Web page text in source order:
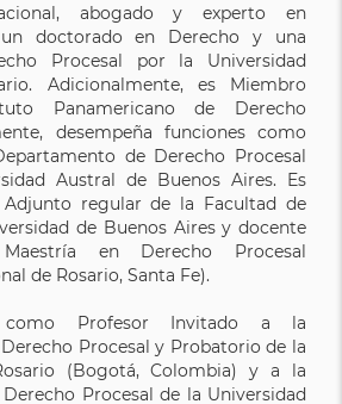
abogado y experto en
doctorado en Derecho y una
Procesal por la Universidad
Adicionalmente, es Miembro
Panamericano de Derecho
desempeña funciones como
de Derecho Procesal
Austral de Buenos Aires. Es
regular de la Facultad de
de Buenos Aires y docente
en Derecho Procesal
de Rosario, Santa Fe).
como Profesor Invitado a la
Procesal y Probatorio de la
(Bogotá, Colombia) y a la
Procesal de la Universidad